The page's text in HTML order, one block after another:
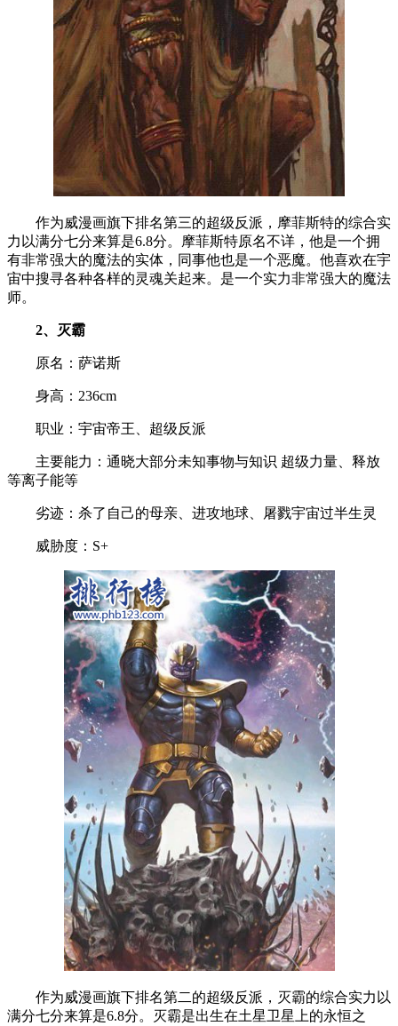
作为威漫画旗下排名第三的超级反派，摩菲斯特的综合实
力以满分七分来算是6.8分。摩菲斯特原名不详，他是一个拥
有非常强大的魔法的实体，同事他也是一个恶魔。他喜欢在宇
宙中搜寻各种各样的灵魂关起来。是一个实力非常强大的魔法
师。
2、灭霸
原名：萨诺斯
身高：236cm
职业：宇宙帝王、超级反派
主要能力：通晓大部分未知事物与知识 超级力量、释放
等离子能等
劣迹：杀了自己的母亲、进攻地球、屠戮宇宙过半生灵
威胁度：S+
作为威漫画旗下排名第二的超级反派，灭霸的综合实力以
满分七分来算是6.8分。灭霸是出生在土星卫星上的永恒之